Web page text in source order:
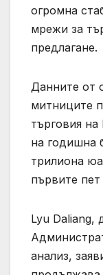
огромна
мрежи за
предлагане.
Данните от
митниците
търговия
на годишна
трилиона
първите
Lyu Daliang,
анализ,